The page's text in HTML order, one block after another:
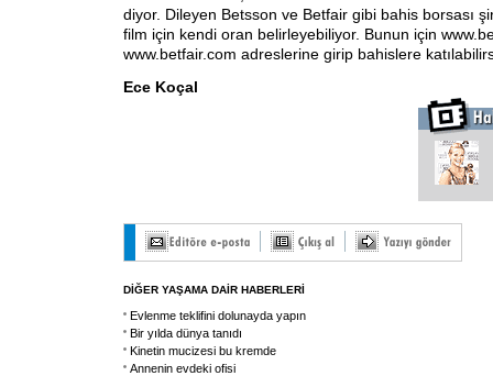
diyor. Dileyen Betsson ve Betfair gibi bahis borsası
film için kendi oran belirleyebiliyor. Bunun için
www.betfair.com adreslerine girip bahislere
Ece Koçal
DİĞER YAŞAMA DAİR HABERLERİ
Evlenme teklifini dolunayda yapın
Bir yılda dünya tanıdı
Kinetin mucizesi bu kremde
Annenin evdeki ofisi